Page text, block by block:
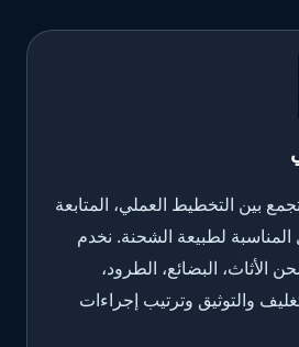
بين التخطيط العملي، المتابعة
المناسبة لطبيعة الشحنة. نخدم
الأثاث، البضائع، الطرود،
والتوثيق وترتيب إجراءات